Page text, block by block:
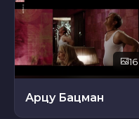
16
Арцу Бацман